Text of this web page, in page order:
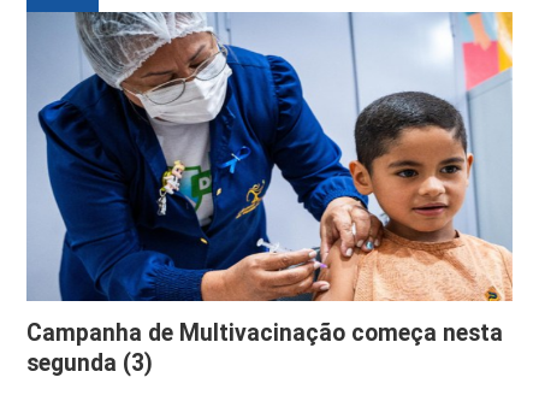
Campanha de Multivacinação começa nesta
segunda (3)